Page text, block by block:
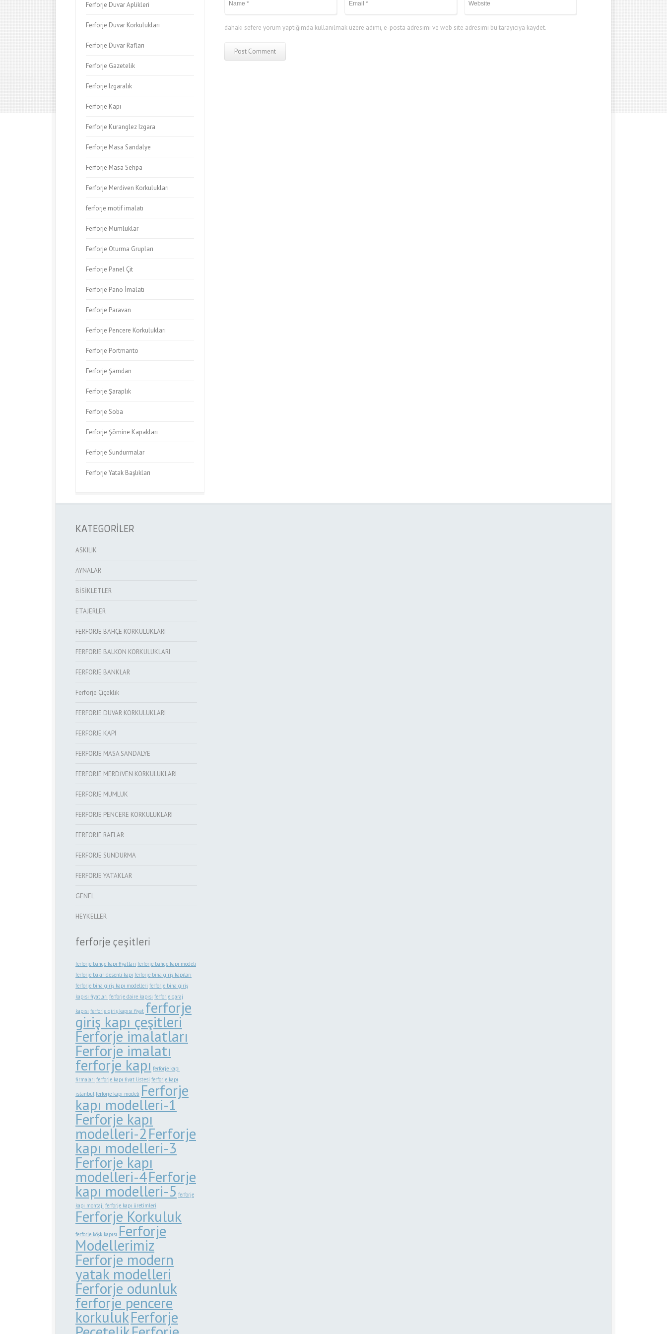
dahaki sefere yorum yaptığımda kullanılmak üzere adımı, e-posta adresimi ve web site adresimi bu tarayıcıya kaydet.
Ferforje Duvar Aplikleri
Ferforje Duvar Korkulukları
Ferforje Duvar Rafları
Ferforje Gazetelik
Ferforje Izgaralık
Ferforje Kapı
Ferforje Kuranglez Izgara
Ferforje Masa Sandalye
Ferforje Masa Sehpa
Ferforje Merdiven Korkulukları
ferforje motif imalatı
Ferforje Mumluklar
Ferforje Oturma Grupları
Ferforje Panel Çit
Ferforje Pano İmalatı
Ferforje Paravan
Ferforje Pencere Korkulukları
Ferforje Portmanto
Ferforje Şamdan
Ferforje Şaraplık
Ferforje Soba
Ferforje Şömine Kapakları
Ferforje Sundurmalar
Ferforje Yatak Başlıkları
KATEGORİLER
ASKILIK
AYNALAR
BİSİKLETLER
ETAJERLER
FERFORJE BAHÇE KORKULUKLARI
FERFORJE BALKON KORKULUKLARI
FERFORJE BANKLAR
Ferforje Çiçeklik
FERFORJE DUVAR KORKULUKLARI
FERFORJE KAPI
FERFORJE MASA SANDALYE
FERFORJE MERDİVEN KORKULUKLARI
FERFORJE MUMLUK
FERFORJE PENCERE KORKULUKLARI
FERFORJE RAFLAR
FERFORJE SUNDURMA
FERFORJE YATAKLAR
GENEL
HEYKELLER
ferforje çeşitleri
ferforje bahçe kapı fiyatları ferforje bahçe kapı modeli
ferforje bakır desenli kapı ferforje bina giriş kapıları
ferforje bina giriş kapı modelleri ferforje bina giriş
kapısı fiyatları ferforje daire kapısı ferforje garaj
kapısı ferforje giriş kapısı fiyat ferforje
giriş kapı çeşitleri
Ferforje imalatları
Ferforje imalatı
ferforje kapı ferforje kapı
firmaları ferforje kapı fiyat listesi ferforje kapı
istanbul ferforje kapı modeli Ferforje
kapı modelleri-1
Ferforje kapı
modelleri-2Ferforje
kapı modelleri-3
Ferforje kapı
modelleri-4Ferforje
kapı modelleri-5 ferforje
kapı montajı ferforje kapı üretimleri
Ferforje Korkuluk
ferforje köşk kapısı Ferforje
Modellerimiz
Ferforje modern
yatak modelleri
Ferforje odunluk
ferforje pencere
korkulukFerforje